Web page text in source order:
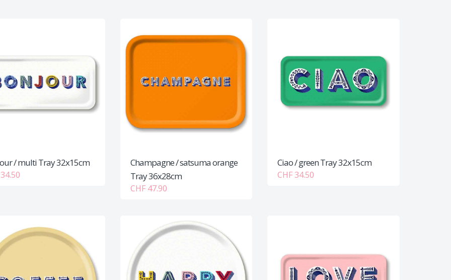
/ multi Tray 32x15cm
Champagne / satsuma orange
Tray 36x28cm
CHF 47.90
Ciao / green Tray 32x15cm
CHF 34.50